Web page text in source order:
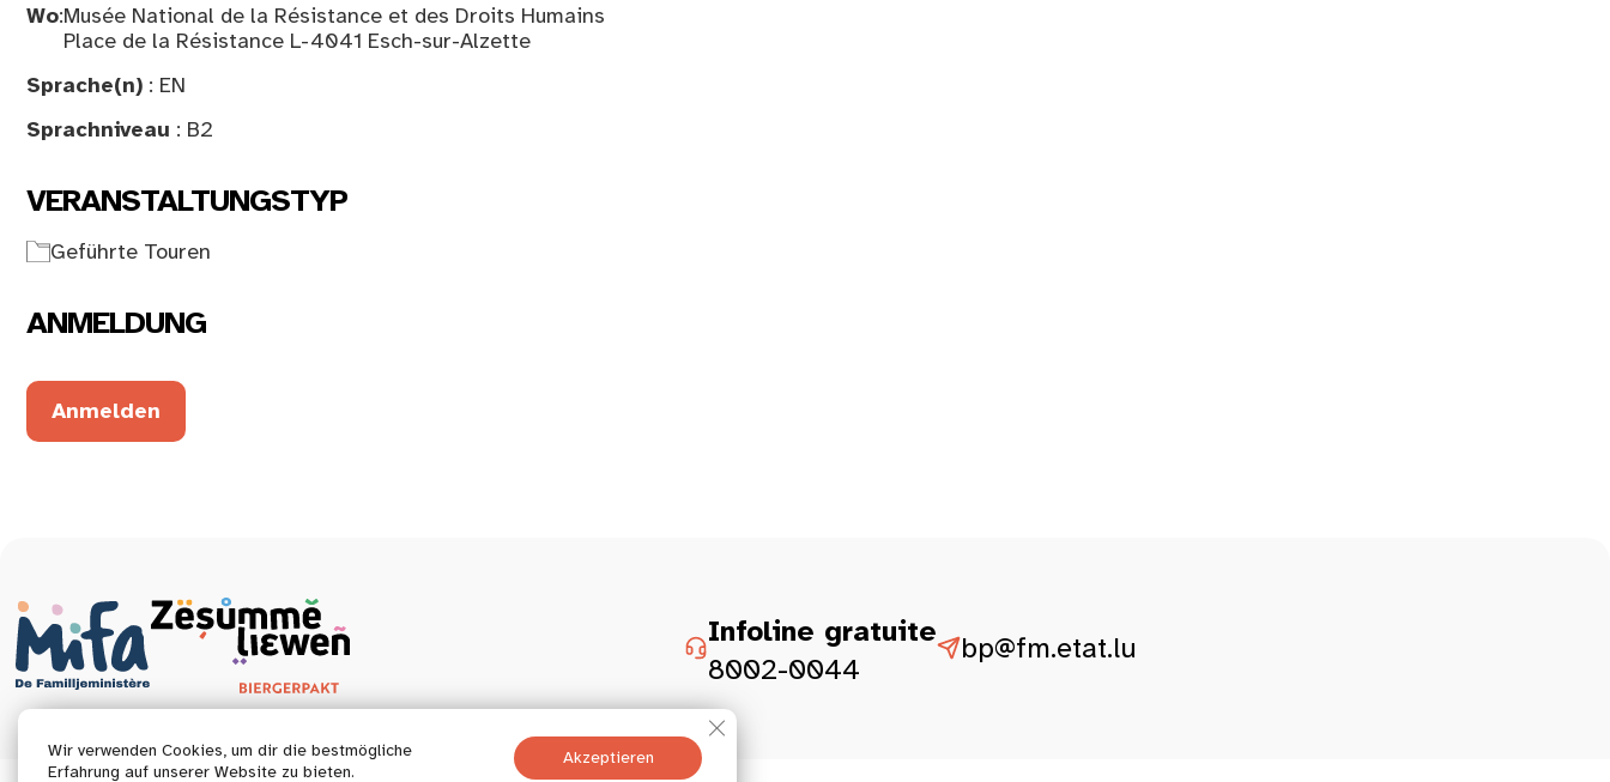
Wo:Musée National de la Résistance et des Droits Humains
Place de la Résistance L-4041 Esch-sur-Alzette
Sprache(n) : EN
Sprachniveau : B2
VERANSTALTUNGSTYP
Geführte Touren
ANMELDUNG
Anmelden
Infoline gratuite
8002-0044
bp@fm.etat.lu
Wir verwenden Cookies, um dir die bestmögliche
Erfahrung auf unserer Website zu bieten.
Akzeptieren
GDPR Cookie-Banner schließen